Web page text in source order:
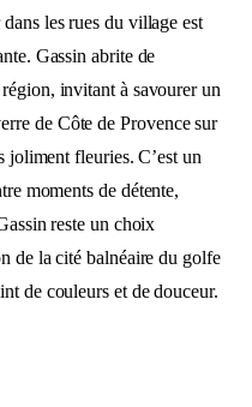
les rues du village est
Gassin abrite de
invitant à savourer un
de Côte de Provence sur
joliment fleuries. C’est un
moments de détente,
reste un choix
de la cité balnéaire du golfe
de couleurs et de douceur.